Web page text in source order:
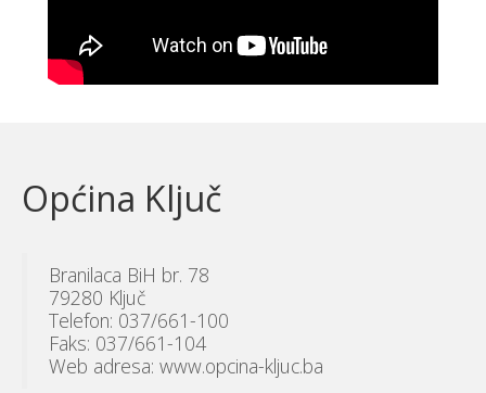
Općina Ključ
Branilaca BiH br. 78
79280 Ključ
Telefon: 037/661-100
Faks: 037/661-104
Web adresa: www.opcina-kljuc.ba